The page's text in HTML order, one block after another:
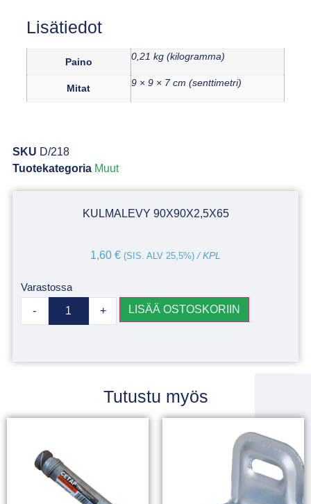
Lisätiedot
Paino 0,21 kg (kilogramma)
Mitat 9 × 9 × 7 cm (senttimetri)
SKU D/218
Tuotekategoria Muut
KULMALEVY 90X90X2,5X65
1,60 € (SIS. ALV 25,5%) / KPL
Varastossa
- + LISÄÄ OSTOSKORIIN
Tutustu myös